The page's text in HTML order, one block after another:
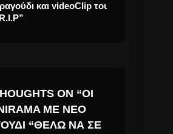
και videoClip του
ON “ΟΙ
ΜΕ ΝΈΟ
“ΘΈΛΩ ΝΑ ΣΕ